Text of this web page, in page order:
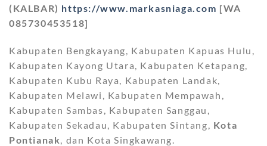
(KALBAR) https://www.markasniaga.com [WA
085730453518]
Kabupaten Bengkayang, Kabupaten Kapuas Hulu,
Kabupaten Kayong Utara, Kabupaten Ketapang,
Kabupaten Kubu Raya, Kabupaten Landak,
Kabupaten Melawi, Kabupaten Mempawah,
Kabupaten Sambas, Kabupaten Sanggau,
Kabupaten Sekadau, Kabupaten Sintang, Kota
Pontianak, dan Kota Singkawang.